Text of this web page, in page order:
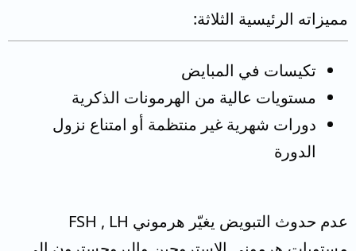
مميزاته الرئيسية الثلاثة:
تكيسات في المبايض
مستويات عالية من الهرمونات الذكرية
دورات شهرية غير منتظمة أو امتناع نزول
الدورة
عدم حدوث التبويض يغيّر هرموني FSH , LH